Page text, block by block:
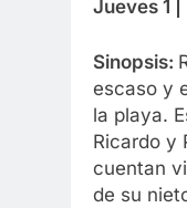
Jueves 1 |
Sinopsis:
escaso y
la playa.
Ricardo y
cuentan
de su